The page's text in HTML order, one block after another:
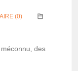
(0)
des